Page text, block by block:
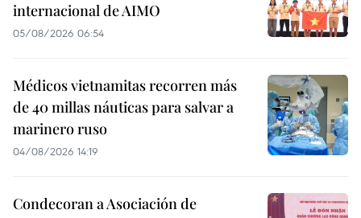
internacional de AIMO
05/08/2026 06:54
Médicos vietnamitas recorren más
de 40 millas náuticas para salvar a
marinero ruso
04/08/2026 14:19
Condecoran a Asociación de